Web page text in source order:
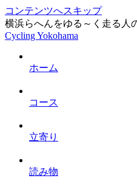
コンテンツへスキップ
横浜らへんをゆる～く走る人
Cycling Yokohama
ホーム
コース
立寄り
読み物